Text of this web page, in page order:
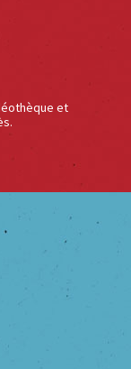
et